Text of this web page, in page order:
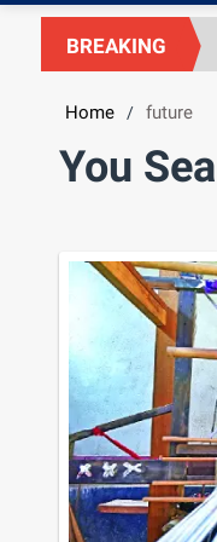
BREAKING
Home / future
You